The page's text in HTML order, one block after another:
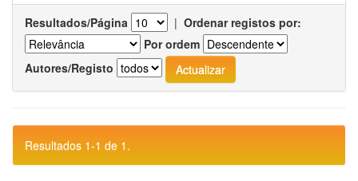
Resultados/Página | Ordenar registos por:
Por ordem
Autores/Registo
Resultados 1-1 de 1.